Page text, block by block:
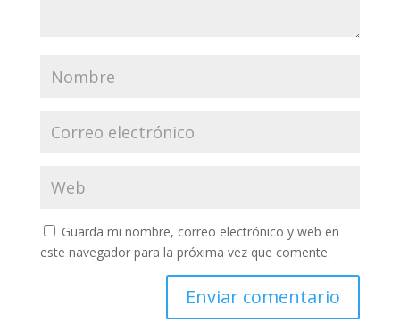
Guarda mi nombre, correo electrónico y web en
este navegador para la próxima vez que comente.